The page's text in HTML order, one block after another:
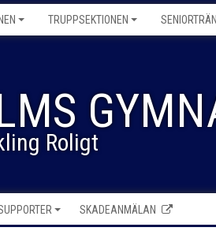
TRUPPSEKTIONEN
Roligt
SKADEANMÄLAN